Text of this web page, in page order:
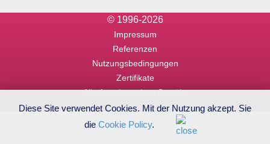
© 1996-2026
Impressum
Referenzen
Nutzungsbedingungen
Zertifikate
Alle Angaben ohne Gewähr
Diese Site verwendet Cookies. Mit der Nutzung akzept. Sie
die Cookie Policy.